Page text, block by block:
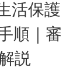
活保護
順｜審
説